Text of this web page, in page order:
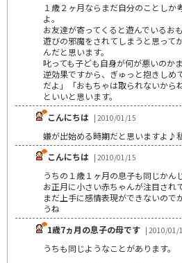
１歳２ヶ月ならまだ自分のことしか
よ。
お友達が寄ってくると遊んでいるお
遊びの邪魔をされてしまうと思って
んだと思います。
叱っても子ども自身が何が悪いのか
逆効果ですから、ぎゅっと抱きしめ
だよ」「おもちゃは取られないから
といいと思います。
こんにちは | 2010/01/15
嫌が出始める時期だと思いますよ♪
こんにちは | 2010/01/15
うちの１歳１ヶ月の息子も同じかんじ
お正月に小さい赤ちゃんが注目され
まだ上手に感情表現ができないので
うね
1歳7ヵ月の息子の母です | 2010/01/
うちも同じようなことがあります。